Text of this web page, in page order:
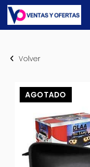
Volver
AGOTADO